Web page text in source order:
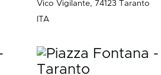
Vico Vigilante, 74123 Taranto
ITA